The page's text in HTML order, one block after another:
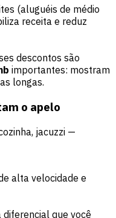
(aluguéis de médio
receita e reduz
descontos são
importantes: mostram
longas.
o apelo
jacuzzi —
alta velocidade e
diferencial que você